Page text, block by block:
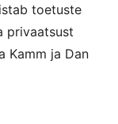
toetuste
privaatsust
Kamm ja Dan